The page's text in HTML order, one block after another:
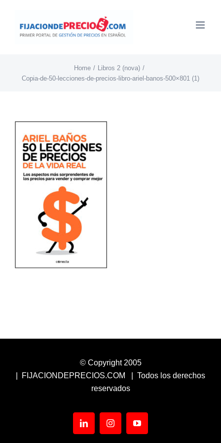
content
Home
Libros 2 (nova)
Copia-de-50-lecciones-de-precios-libro-ariel-banos-500×801 (1)
© Copyright 2005
| FIJACIONDEPRECIOS.COM | Todos los derechos
reservados
LinkedInInstagramYouTube